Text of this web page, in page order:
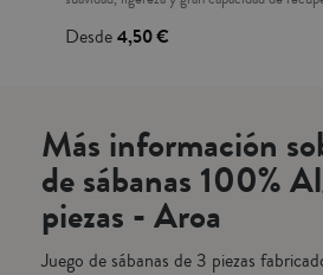
decoración y confort de tu dormitorio y
que medida escoger, consulta nuestra guía
Desde4,50 €
Más información
de sábanas 100%
piezas - Aroa
Juego de sábanas de 3 piezas